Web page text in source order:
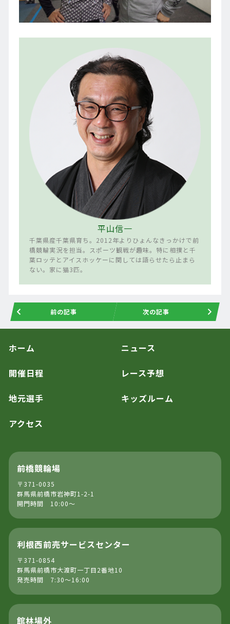
平山信一
千葉県産千葉県育ち。2012年よりひょんなきっかけで前
橋競輪実況を担当。スポーツ観戦が趣味。特に相撲と千
葉ロッテとアイスホッケーに関しては語らせたら止まら
ない。家に猫3匹。
前の記事 次の記事
ホーム ニュース
開催日程 レース予想
地元選手 キッズルーム
アクセス
前橋競輪場
〒371-0035
群馬県前橋市岩神町1-2-1
開門時間 10:00～
利根西前売サービスセンター
〒371-0854
群馬県前橋市大渡町一丁目2番地10
発売時間 7:30～16:00
館林場外